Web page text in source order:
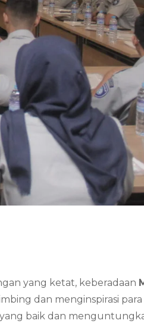
yang ketat, keberadaan
dan menginspirasi
yang baik dan